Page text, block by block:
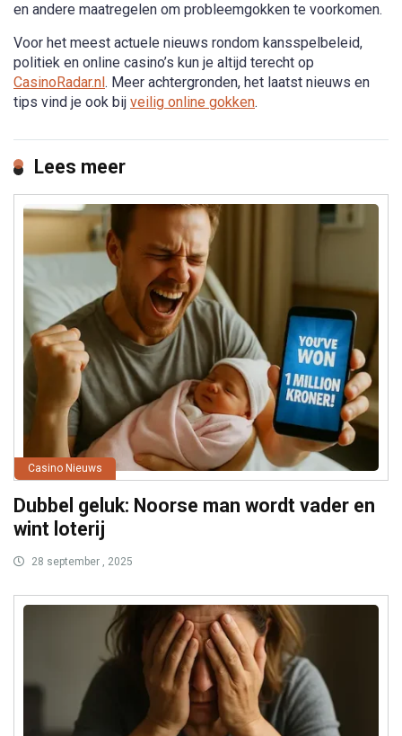
en andere maatregelen om probleemgokken te voorkomen.
Voor het meest actuele nieuws rondom kansspelbeleid,
politiek en online casino’s kun je altijd terecht op
CasinoRadar.nl. Meer achtergronden, het laatst nieuws en
tips vind je ook bij veilig online gokken.
Lees meer
Casino Nieuws
Dubbel geluk: Noorse man wordt vader en
wint loterij
28 september , 2025